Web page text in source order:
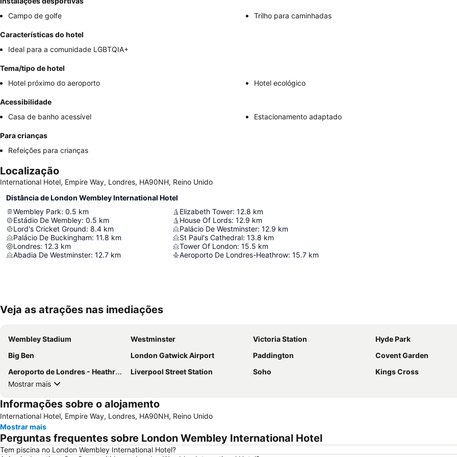
Campo de golfe
Trilho para caminhadas
Características do hotel
Ideal para a comunidade LGBTQIA+
Tema/tipo de hotel
Hotel próximo do aeroporto
Hotel ecológico
Acessibilidade
Casa de banho acessível
Estacionamento adaptado
Para crianças
Refeições para crianças
Localização
International Hotel, Empire Way, Londres, HA90NH, Reino Unido
Distância de London Wembley International Hotel
Wembley Park: 0.5 km
Estádio De Wembley: 0.5 km
Lord's Cricket Ground: 8.4 km
Palácio De Buckingham: 11.8 km
Londres: 12.3 km
Abadia De Westminster: 12.7 km
Elizabeth Tower: 12.8 km
House Of Lords: 12.9 km
Palácio De Westminster: 12.9 km
St Paul's Cathedral: 13.8 km
Tower Of London: 15.5 km
Aeroporto De Londres-Heathrow: 15.7 km
Veja as atrações nas imediações
Wembley Stadium Westminster Victoria Station
Hyde Park
Big Ben
London Gatwick Airport Paddington
Covent Garden
Aeroporto de Londres - Heathrow
Liverpool Street Station Soho
Kings Cross
Mostrar mais
Informações sobre o alojamento
International Hotel, Empire Way, Londres, HA90NH, Reino Unido
Mostrar mais
Perguntas frequentes sobre London Wembley International Hotel
Tem piscina no London Wembley International Hotel?